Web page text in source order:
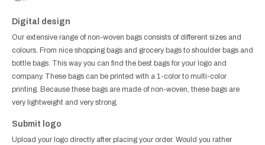
Digital design
Our extensive range of non-woven bags consists of different sizes and
colours. From nice shopping bags and grocery bags to shoulder bags and
bottle bags. This way you can find the best bags for your logo and
company. These bags can be printed with a 1-color to multi-color
printing. Because these bags are made of non-woven, these bags are
very lightweight and very strong.
Submit logo
Upload your logo directly after placing your order. Would you rather